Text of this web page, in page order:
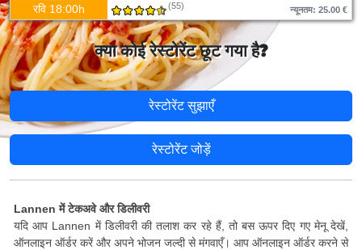
रवि 18:00h (55) न्यूनतम: 25.00 €
क्या कोई रेस्टोरेंट छूट गया है?
रेस्टोरेंट सुझाएँ
रेस्टोरेंट जोड़ें
Lannen में टेकअवे और डिलीवरी
यदि आप Lannen में डिलीवरी की तलाश कर रहे हैं, तो बस ऊपर दिए गए मेनू देखें,
ऑनलाइन ऑर्डर करें और अपने भोजन जल्दी से मंगवाएँ। आप ऑनलाइन ऑर्डर करने से